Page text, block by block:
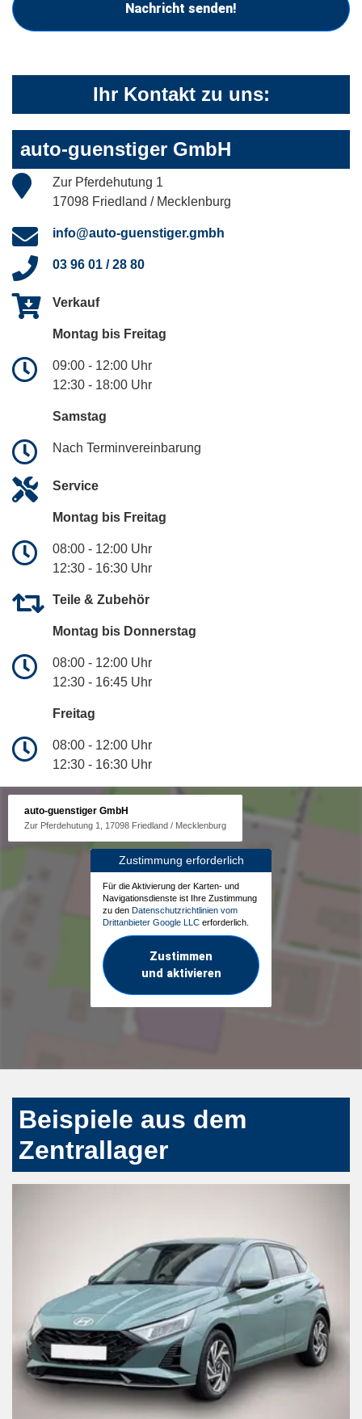
Nachricht senden!
Ihr Kontakt zu uns:
auto-guenstiger GmbH
Zur Pferdehutung 1
17098 Friedland / Mecklenburg
info@auto-guenstiger.gmbh
03 96 01 / 28 80
Verkauf
Montag bis Freitag
09:00 - 12:00 Uhr
12:30 - 18:00 Uhr
Samstag
Nach Terminvereinbarung
Service
Montag bis Freitag
08:00 - 12:00 Uhr
12:30 - 16:30 Uhr
Teile & Zubehör
Montag bis Donnerstag
08:00 - 12:00 Uhr
12:30 - 16:45 Uhr
Freitag
08:00 - 12:00 Uhr
12:30 - 16:30 Uhr
auto-guenstiger GmbH
Zur Pferdehutung 1, 17098 Friedland / Mecklenburg
Zustimmung erforderlich
Für die Aktivierung der Karten- und
Navigationsdienste ist Ihre Zustimmung
zu den Datenschutzrichtlinien vom
Drittanbieter Google LLC erforderlich.
Zustimmen
und aktivieren
Beispiele aus dem
Zentrallager